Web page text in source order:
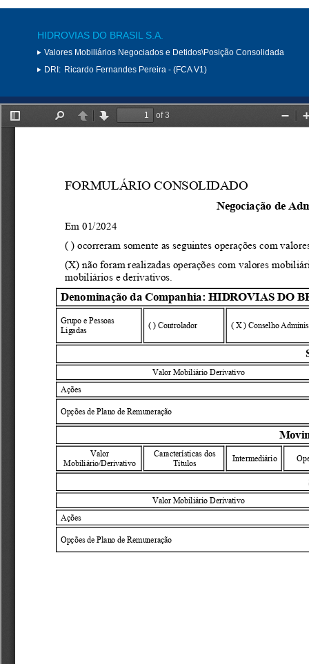
HIDROVIAS DO BRASIL S.A.
Valores Mobiliários Negociados e Detidos\Posição Consolidada
DRI: Ricardo Fernandes Pereira - (FCA V1)